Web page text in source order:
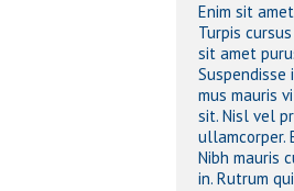
Enim sit
Turpis
sit amet
Suspendisse
mus mauris
sit. Nisl vel
Nibh mauris
in. Rutrum